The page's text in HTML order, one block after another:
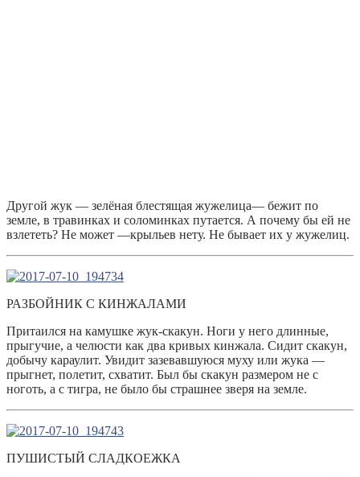
Другой жук — зелёная блестящая жужелица— бежит по
земле, в травинках и соломинках путается. А почему бы ей не
взлететь? Не может —крыльев нету. Не бывает их у жужелиц.
РАЗБОЙНИК С КИНЖАЛАМИ
Притаился на камушке жук-скакун. Ноги у него длинные,
прыгучие, а челюсти как два кривых кинжала. Сидит скакун,
добычу караулит. Увидит зазевавшуюся муху или жука —
прыгнет, полетит, схватит. Был бы скакун размером не с
ноготь, а с тигра, не было бы страшнее зверя на земле.
ПУШИСТЫЙ СЛАДКОЕЖКА